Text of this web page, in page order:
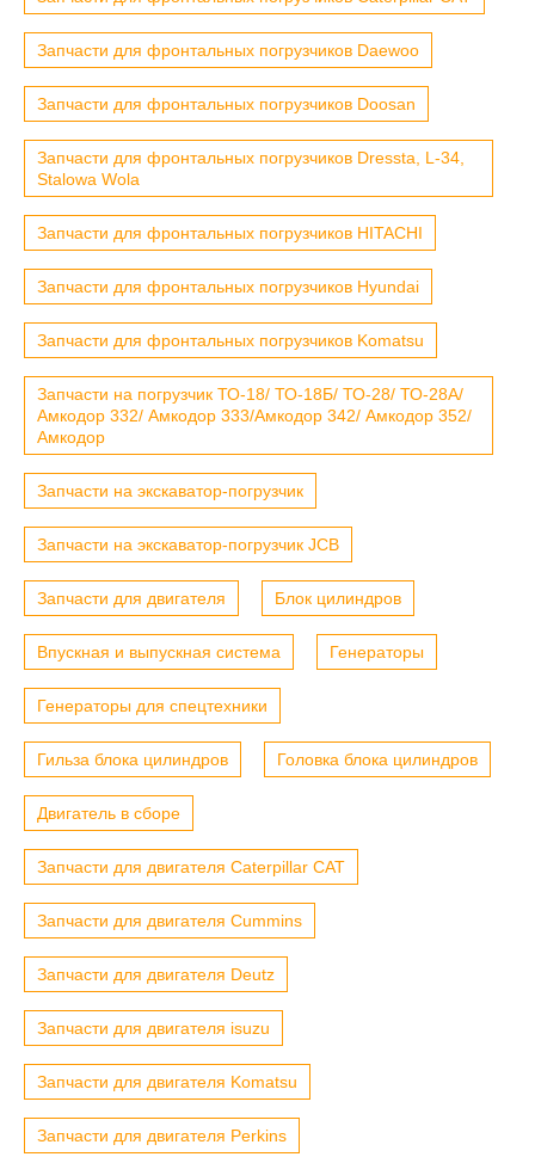
Запчасти для фронтальных погрузчиков Daewoo
Запчасти для фронтальных погрузчиков Doosan
Запчасти для фронтальных погрузчиков Dressta, L-34,
Stalowa Wola
Запчасти для фронтальных погрузчиков HITACHI
Запчасти для фронтальных погрузчиков Hyundai
Запчасти для фронтальных погрузчиков Komatsu
Запчасти на погрузчик ТО-18/ ТО-18Б/ ТО-28/ ТО-28А/
Амкодор 332/ Амкодор 333/Амкодор 342/ Амкодор 352/
Амкодор
Запчасти на экскаватор-погрузчик
Запчасти на экскаватор-погрузчик JCB
Запчасти для двигателя Блок цилиндров
Впускная и выпускная система Генераторы
Генераторы для спецтехники
Гильза блока цилиндров Головка блока цилиндров
Двигатель в сборе
Запчасти для двигателя Caterpillar CAT
Запчасти для двигателя Cummins
Запчасти для двигателя Deutz
Запчасти для двигателя isuzu
Запчасти для двигателя Komatsu
Запчасти для двигателя Perkins